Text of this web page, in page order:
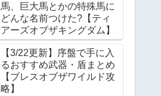
馬、巨大馬とかの特殊馬に
どんな名前つけた?【ティ
アーズオブザキングダム】
【3/22更新】序盤で手に入
るおすすめ武器・盾まとめ
【ブレスオブザワイルド攻
略】